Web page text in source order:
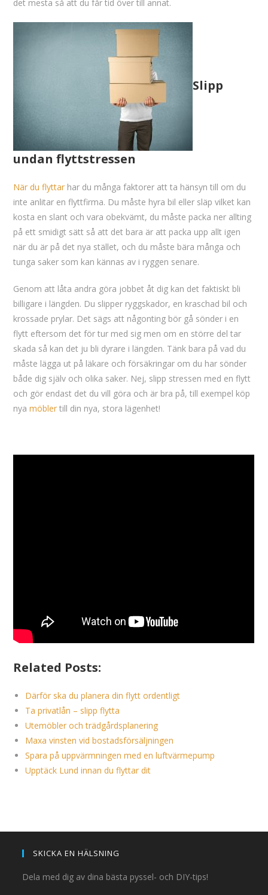
det mesta så att du får tid över till annat.
Slipp
undan flyttstressen
När du flyttar har du många faktorer att ta hänsyn till om du
inte anlitar en flyttfirma. Du måste hyra bil eller släp vilket kan
kosta en slant och vara obekvämt, du måste packa ner allting
på ett smidigt sätt så att det bara är att packa upp allt igen
när du är på det nya stället, och du måste bära många och
tunga saker som kan kännas av i ryggen senare.
Genom att låta andra göra jobbet åt dig kan det faktiskt bli
billigare i längden. Du slipper ryggskador, en kraschad bil och
krossade prylar. Det sägs att någonting bör gå sönder i en
flytt eftersom det för tur med sig men om en större del tar
skada så kan det ju bli dyrare i längden. Tänk bara på vad du
måste lägga ut på läkare och försäkringar om du har sönder
både dig själv och olika saker. Nej, slipp stressen med en flytt
och gör endast det du vill göra och är bra på, till exempel köp
nyamöbler till din nya, stora lägenhet!
Related Posts:
Därför ska du planera din flytt ordentligt
Ta privatlån – slipp flytta
Utemöbler och trädgårdsplanering
Maxa vinsten vid bostadsförsäljningen
Spara på uppvärmningen med en luftvärmepump
Upptäck Lund innan du flyttar dit
SKICKA EN HÄLSNING
Dela med dig av dina bästa pyssel- och DIY-tips!